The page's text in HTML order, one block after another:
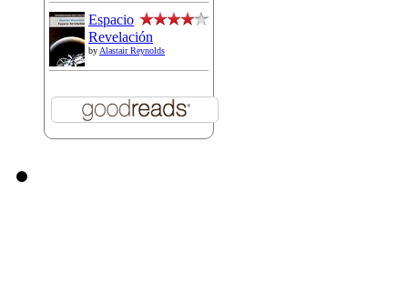
Espacio
Revelación
byAlastair Reynolds